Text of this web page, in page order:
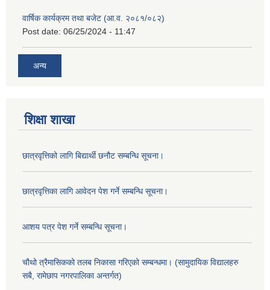
वार्षिक कार्यक्रम तथा बजेट (आ.व. २०८१/०८२)
Post date: 06/25/2024 - 11:47
अन्य
शिक्षा शाखा
छात्रवृत्तिको लागि बिद्यार्थी छनौट सम्बन्धि सूचना।
छात्रवृत्तिका लागि आवेदन पेश गर्ने सम्बन्धि सूचना।
आशय पत्र पेश गर्ने सम्बन्धि सूचना।
चौथो त्रैमासिकको तलब निकासा गरिएको सम्बन्धमा। (सामुदायिक विद्यालहरु
सबै, रामेछाप नगरपालिका अन्तर्गत)